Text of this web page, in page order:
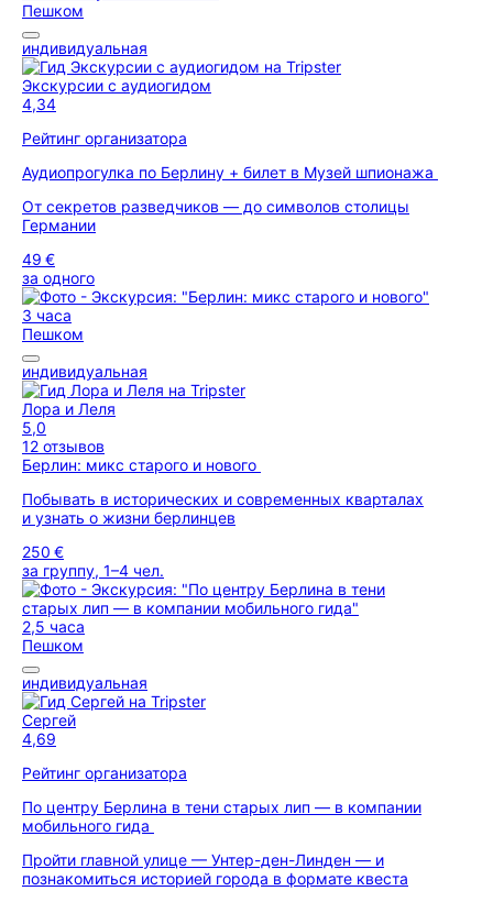
Пешком
индивидуальная
Экскурсии с аудиогидом
4,34
Рейтинг организатора
Аудиопрогулка по Берлину + билет в Музей шпионажа
От секретов разведчиков — до символов столицы
Германии
49 €
за одного
3 часа
Пешком
индивидуальная
Лора и Леля
5,0
12 отзывов
Берлин: микс старого и нового
Побывать в исторических и современных кварталах
и узнать о жизни берлинцев
250 €
за группу, 1–4 чел.
2,5 часа
Пешком
индивидуальная
Сергей
4,69
Рейтинг организатора
По центру Берлина в тени старых лип — в компании
мобильного гида
Пройти главной улице — Унтер-ден-Линден — и
познакомиться историей города в формате квеста